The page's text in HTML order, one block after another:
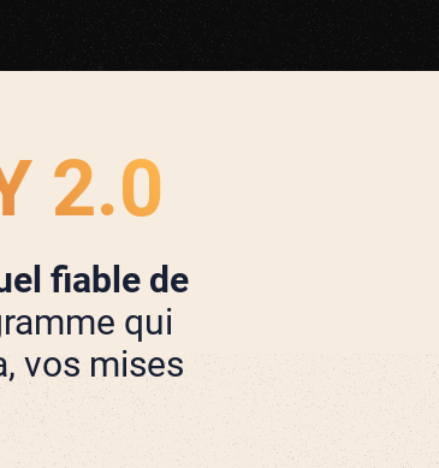
2.0
fiable de
qui
vos mises